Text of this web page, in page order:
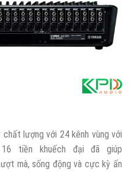
lượng với 24 kênh vùng với
tiền khuếch đại đã giúp
mà, sống động và cực kỳ ấn